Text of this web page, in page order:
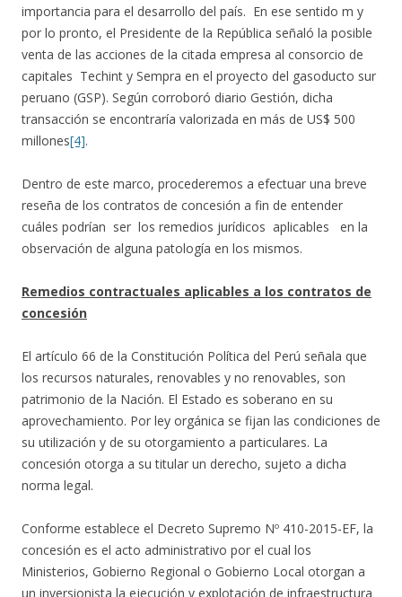
importancia para el desarrollo del país. En ese sentido m y
por lo pronto, el Presidente de la República señaló la posible
venta de las acciones de la citada empresa al consorcio de
capitales Techint y Sempra en el proyecto del gasoducto sur
peruano (GSP). Según corroboró diario Gestión, dicha
transacción se encontraría valorizada en más de US$ 500
millones[4].
Dentro de este marco, procederemos a efectuar una breve
reseña de los contratos de concesión a fin de entender
cuáles podrían ser los remedios jurídicos aplicables en la
observación de alguna patología en los mismos.
Remedios contractuales aplicables a los contratos de
concesión
El artículo 66 de la Constitución Política del Perú señala que
los recursos naturales, renovables y no renovables, son
patrimonio de la Nación. El Estado es soberano en su
aprovechamiento. Por ley orgánica se fijan las condiciones de
su utilización y de su otorgamiento a particulares. La
concesión otorga a su titular un derecho, sujeto a dicha
norma legal.
Conforme establece el Decreto Supremo Nº 410-2015-EF, la
concesión es el acto administrativo por el cual los
Ministerios, Gobierno Regional o Gobierno Local otorgan a
un inversionista la ejecución y explotación de infraestructura